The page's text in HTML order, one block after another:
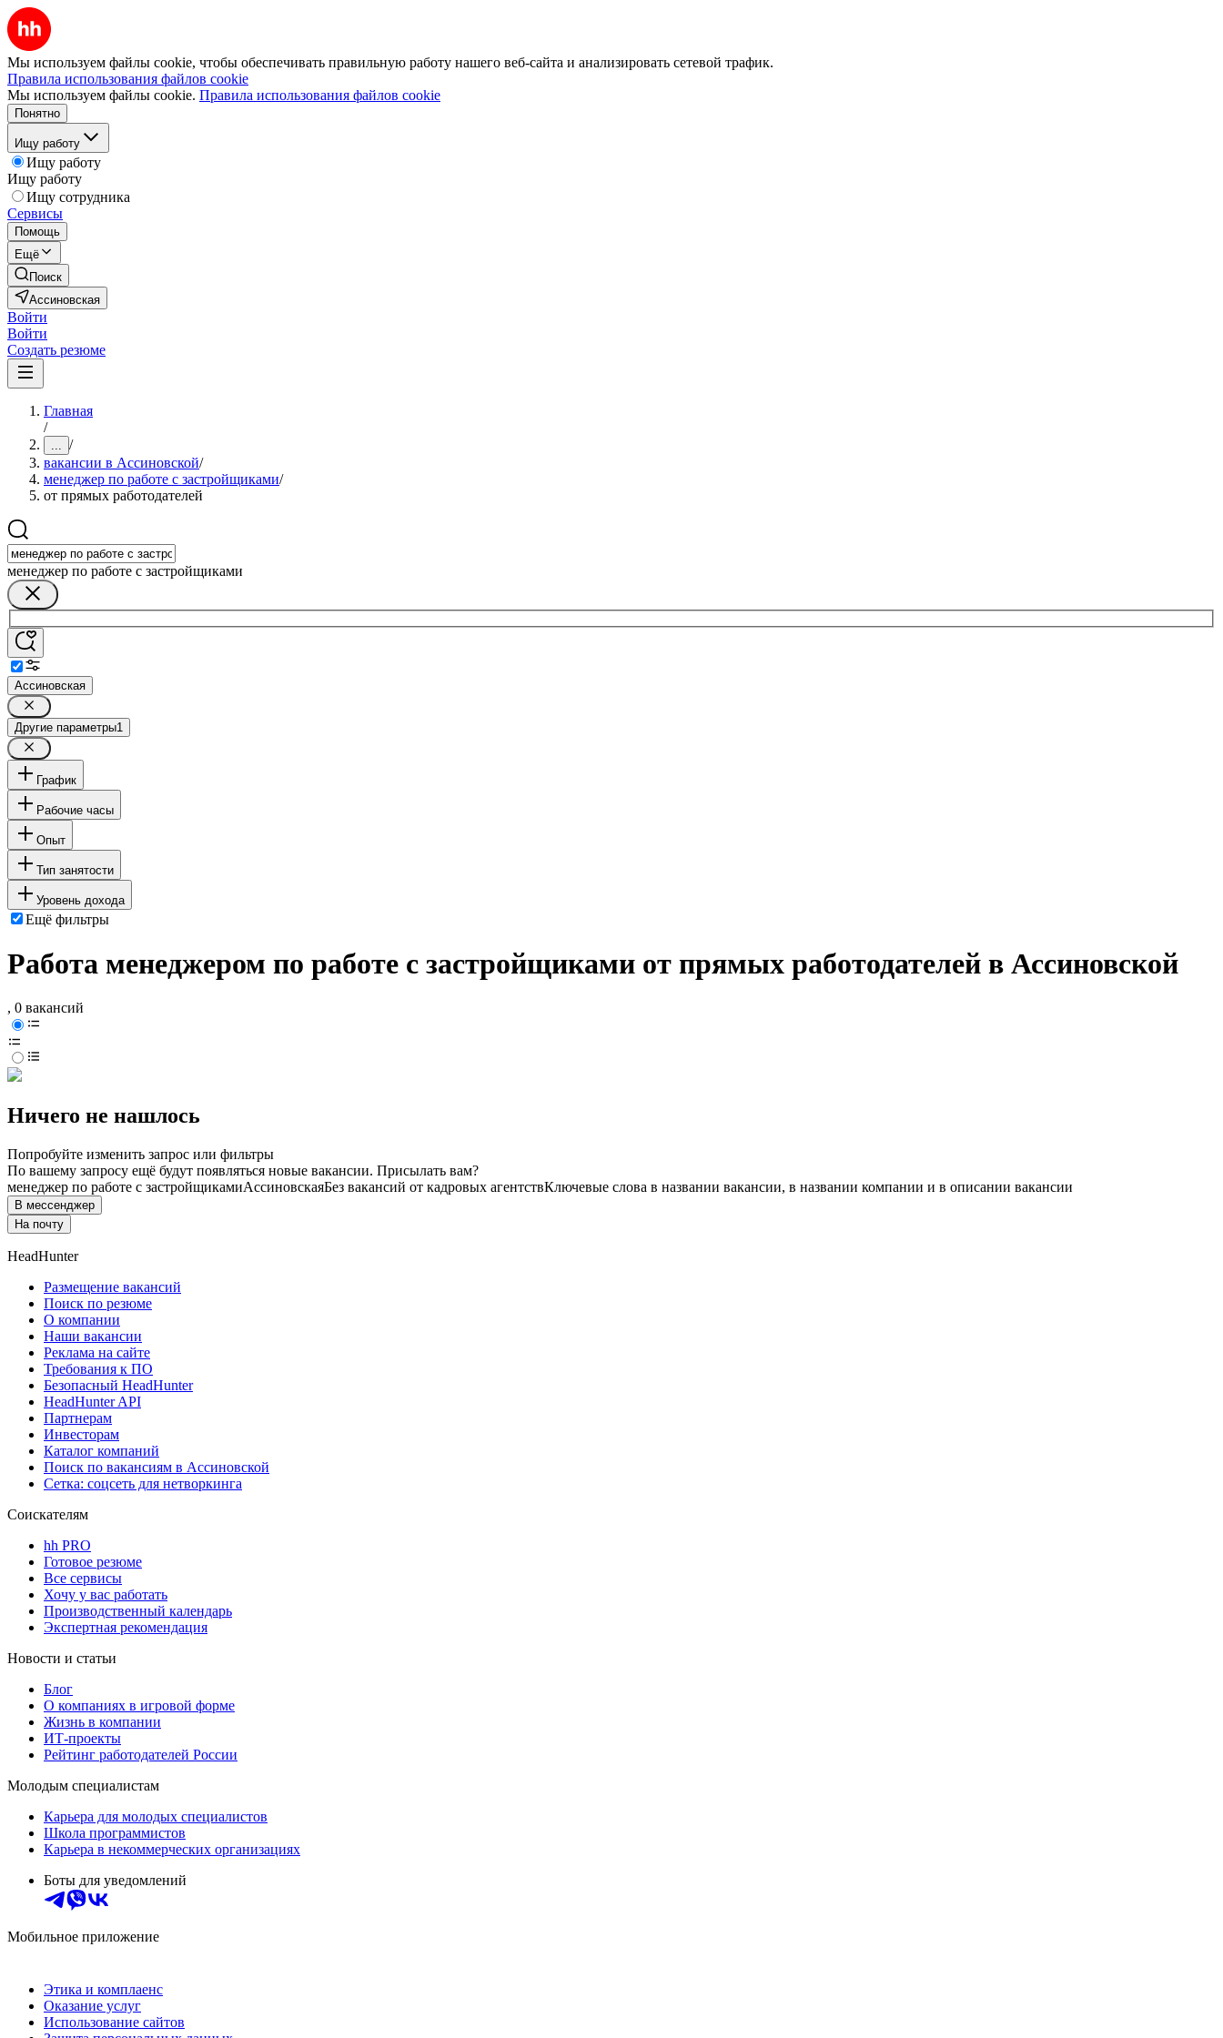
Мы используем файлы cookie, чтобы обеспечивать правильную работу нашего веб-сайта и анализировать сетевой трафик.
Правила использования файлов cookie
Мы используем файлы cookie. Правила использования файлов cookie
Понятно
Ищу работу
Ищу работу
Ищу работу
Ищу сотрудника
Сервисы
Помощь
Ещё
Поиск
Ассиновская
Войти
Войти
Создать резюме
Главная
/
... /
вакансии в Ассиновской/
менеджер по работе с застройщиками/
от прямых работодателей
менеджер по работе с застройщиками
Ассиновская
Другие параметры1
График
Рабочие часы
Опыт
Тип занятости
Уровень дохода
Ещё фильтры
Работа менеджером по работе с застройщиками от прямых работодателей в Ассиновской
, 0 вакансий
Ничего не нашлось
Попробуйте изменить запрос или фильтры
По вашему запросу ещё будут появляться новые вакансии. Присылать вам?
менеджер по работе с застройщикамиАссиновскаяБез вакансий от кадровых агентствКлючевые слова в названии вакансии, в названии компании и в описании вакансии
В мессенджер
На почту
HeadHunter
Размещение вакансий
Поиск по резюме
О компании
Наши вакансии
Реклама на сайте
Требования к ПО
Безопасный HeadHunter
HeadHunter API
Партнерам
Инвесторам
Каталог компаний
Поиск по вакансиям в Ассиновской
Сетка: соцсеть для нетворкинга
Соискателям
hh PRO
Готовое резюме
Все сервисы
Хочу у вас работать
Производственный календарь
Экспертная рекомендация
Новости и статьи
Блог
О компаниях в игровой форме
Жизнь в компании
ИТ-проекты
Рейтинг работодателей России
Молодым специалистам
Карьера для молодых специалистов
Школа программистов
Карьера в некоммерческих организациях
Боты для уведомлений
Мобильное приложение
Этика и комплаенс
Оказание услуг
Использование сайтов